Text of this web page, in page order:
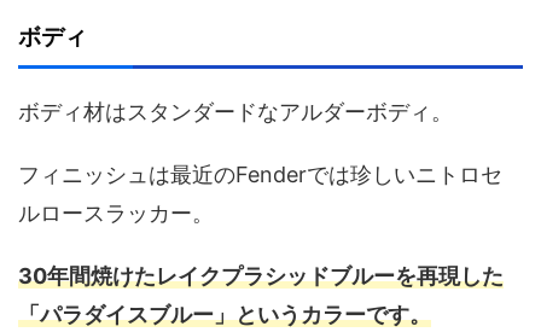
ボディ
ボディ材はスタンダードなアルダーボディ。
フィニッシュは最近のFenderでは珍しいニトロセ
ルロースラッカー。
30年間焼けたレイクプラシッドブルーを再現した
「パラダイスブルー」というカラーです。